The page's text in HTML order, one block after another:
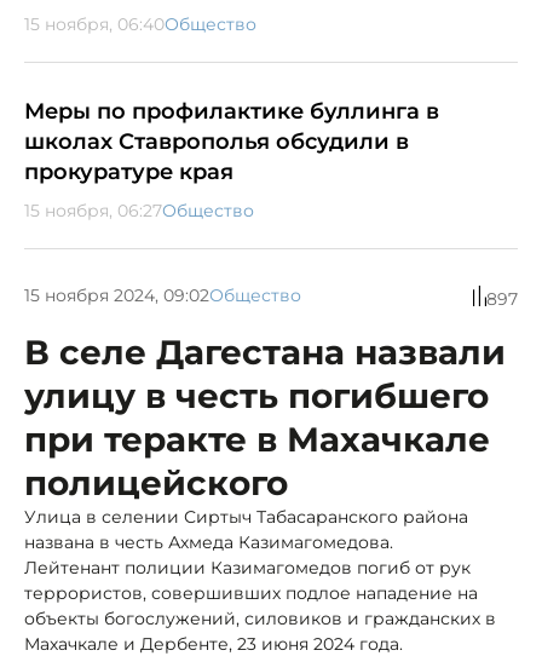
15 ноября, 06:40Общество
Меры по профилактике буллинга в
школах Ставрополья обсудили в
прокуратуре края
15 ноября, 06:27Общество
15 ноября 2024, 09:02Общество 897
В селе Дагестана назвали
улицу в честь погибшего
при теракте в Махачкале
полицейского
Улица в селении Сиртыч Табасаранского района
названа в честь Ахмеда Казимагомедова.
Лейтенант полиции Казимагомедов погиб от рук
террористов, совершивших подлое нападение на
объекты богослужений, силовиков и гражданских в
Махачкале и Дербенте, 23 июня 2024 года.